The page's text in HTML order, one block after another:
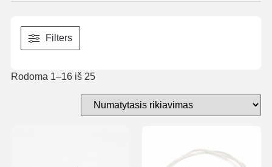
Filters
Rodoma 1–16 iš 25